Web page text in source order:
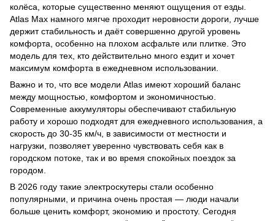
колёса, которые существенно меняют ощущения от езды.
Atlas Max намного мягче проходит неровности дороги, лучше
держит стабильность и даёт совершенно другой уровень
комфорта, особенно на плохом асфальте или плитке. Это
модель для тех, кто действительно много ездит и хочет
максимум комфорта в ежедневном использовании.
Важно и то, что все модели Atlas имеют хороший баланс
между мощностью, комфортом и экономичностью.
Современные аккумуляторы обеспечивают стабильную
работу и хорошо подходят для ежедневного использования, а
скорость до 30-35 км/ч, в зависимости от местности и
нагрузки, позволяет уверенно чувствовать себя как в
городском потоке, так и во время спокойных поездок за
городом.
В 2026 году такие электроскутеры стали особенно
популярными, и причина очень простая — люди начали
больше ценить комфорт, экономию и простоту. Сегодня